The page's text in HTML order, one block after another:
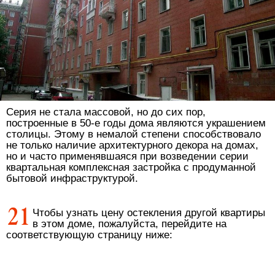
Серия не стала массовой, но до сих пор,
построенные в 50-е годы дома являются украшением
столицы. Этому в немалой степени способствовало
не только наличие архитектурного декора на домах,
но и часто применявшаяся при возведении серии
квартальная комплексная застройка с продуманной
бытовой инфраструктурой.
Чтобы узнать цену остекления другой квартиры
в этом доме, пожалуйста, перейдите на
соответствующую страницу ниже: